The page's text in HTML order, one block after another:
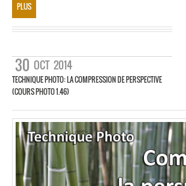
PLUS
30 OCT 2014
TECHNIQUE PHOTO: LA COMPRESSION DE PERSPECTIVE
(COURS PHOTO 1.46)